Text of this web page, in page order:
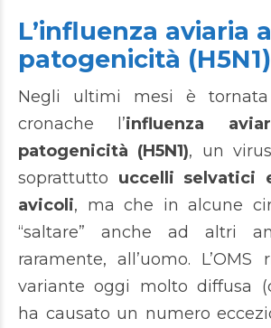
L’influenza aviaria
patogenicità (H5N1)
Negli ultimi mesi è tornata
cronache l’influenza
patogenicità (H5N1), un
soprattutto uccelli selvatici
avicoli, ma che in alcune
“saltare” anche ad altri
raramente, all’uomo.
variante oggi molto diffusa
ha causato un numero